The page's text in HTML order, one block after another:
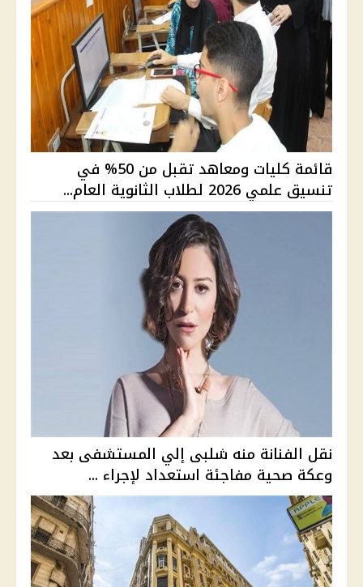
قائمة كليات ومعاهد تقبل من 50% في
تنسيق علمي 2026 لطلاب الثانوية العام...
نقل الفنانة منه شلبى إلي المستشفى بعد
وعكة صحية مفاجئة استعداد لإجراء ...